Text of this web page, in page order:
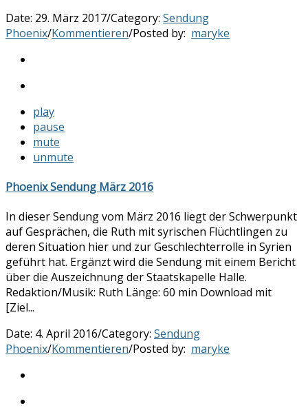
Date: 29. März 2017/Category: Sendung
Phoenix/Kommentieren/Posted by: maryke
play
pause
mute
unmute
Phoenix Sendung März 2016
In dieser Sendung vom März 2016 liegt der Schwerpunkt
auf Gesprächen, die Ruth mit syrischen Flüchtlingen zu
deren Situation hier und zur Geschlechterrolle in Syrien
geführt hat. Ergänzt wird die Sendung mit einem Bericht
über die Auszeichnung der Staatskapelle Halle.
Redaktion/Musik: Ruth Länge: 60 min Download mit
[Ziel...
Date: 4. April 2016/Category: Sendung
Phoenix/Kommentieren/Posted by: maryke